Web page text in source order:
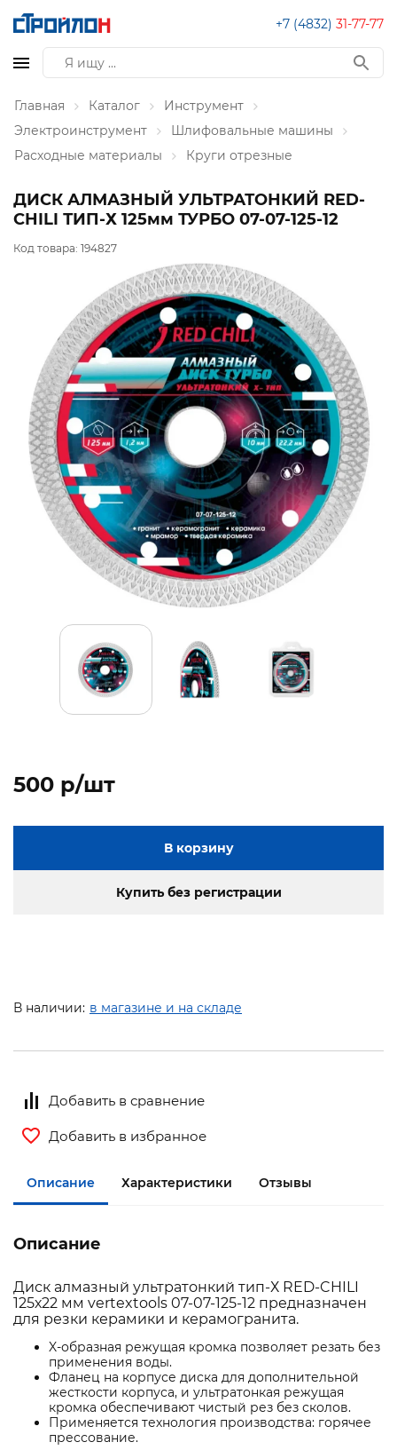
+7 (4832) 31-77-77
Главная Каталог
Инструмент
Электроинструмент
Шлифовальные машины
Расходные материалы
Круги отрезные
ДИСК АЛМАЗНЫЙ УЛЬТРАТОНКИЙ RED-
CHILI ТИП-Х 125мм ТУРБО 07-07-125-12
Код товара: 194827
500 p/шт
В корзину
Купить без регистрации
В наличии: в магазине и на складе
Добавить в сравнение
Добавить в избранное
Описание Характеристики Отзывы
Описание
Диск алмазный ультратонкий тип-Х RED-CHILI
125х22 мм vertextools 07-07-125-12 предназначен
для резки керамики и керамогранита.
X-образная режущая кромка позволяет резать без
применения воды.
Фланец на корпусе диска для дополнительной
жесткости корпуса, и ультратонкая режущая
кромка обеспечивают чистый рез без сколов.
Применяется технология производства: горячее
прессование.